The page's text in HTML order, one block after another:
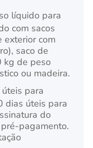
líquido para
com sacos
exterior com
saco de
kg de peso
ou madeira.
para
dias úteis para
do
pagamento.